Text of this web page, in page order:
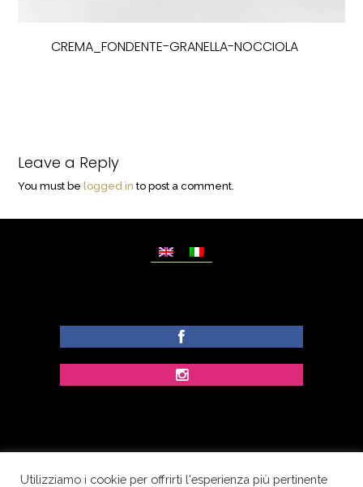
CREMA_FONDENTE-GRANELLA-NOCCIOLA
Leave a Reply
You must be logged in to post a comment.
Utilizziamo i cookie per offrirti l'esperienza più pertinente